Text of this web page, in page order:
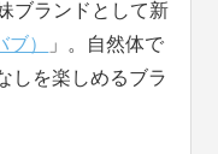
ブランドとして新
ブ）
」。自然体で
しを楽しめるブラ